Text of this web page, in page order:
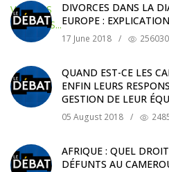
DIVORCES DANS LA
EUROPE :
17 June 2018 / 256030
QUAND EST-CE LES
ENFIN LEURS
GESTION DE LEUR
05 August 2018 /
AFRIQUE : QUEL
DÉFUNTS AU